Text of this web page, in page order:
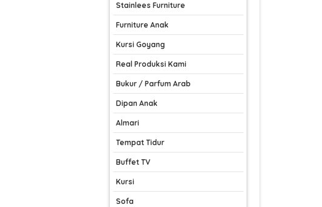
Stainlees Furniture
Furniture Anak
Kursi Goyang
Real Produksi Kami
Bukur / Parfum Arab
Dipan Anak
Almari
Tempat Tidur
Buffet TV
Kursi
Sofa